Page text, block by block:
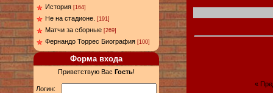
История [164]
Не на стадионе. [191]
Матчи за сборные [269]
Фернандо Торрес Биография [100]
Форма входа
Приветствую Вас Гость!
Логин:
«